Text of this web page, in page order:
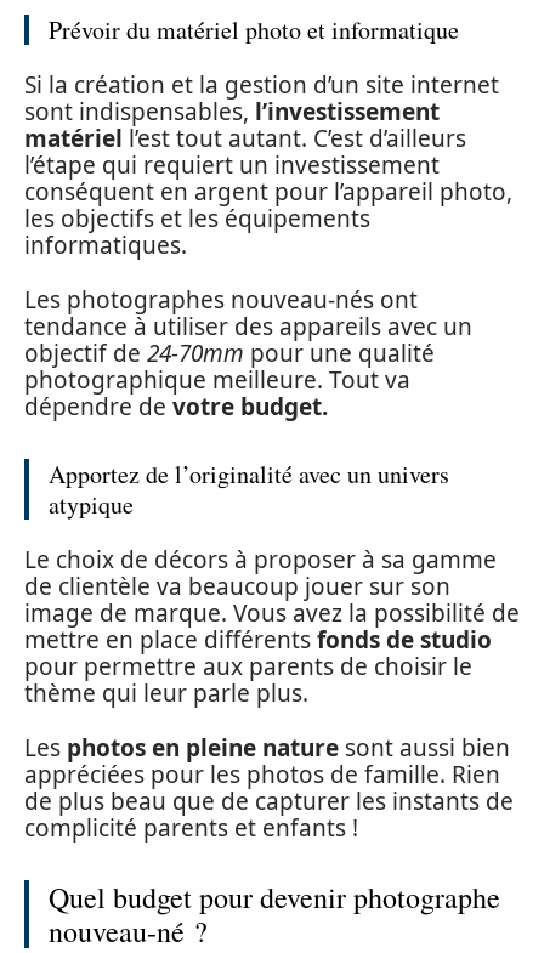
Prévoir du matériel photo et informatique
Si la création et la gestion d’un site internet
sont indispensables, l’investissement
matériel l’est tout autant. C’est d’ailleurs
l’étape qui requiert un investissement
conséquent en argent pour l’appareil photo,
les objectifs et les équipements
informatiques.
Les photographes nouveau-nés ont
tendance à utiliser des appareils avec un
objectif de 24-70mm pour une qualité
photographique meilleure. Tout va
dépendre de votre budget.
Apportez de l’originalité avec un univers
atypique
Le choix de décors à proposer à sa gamme
de clientèle va beaucoup jouer sur son
image de marque. Vous avez la possibilité de
mettre en place différentsfonds de studio
pour permettre aux parents de choisir le
thème qui leur parle plus.
Les photos en pleine nature sont aussi bien
appréciées pour les photos de famille. Rien
de plus beau que de capturer les instants de
complicité parents et enfants !
Quel budget pour devenir photographe
nouveau-né ?